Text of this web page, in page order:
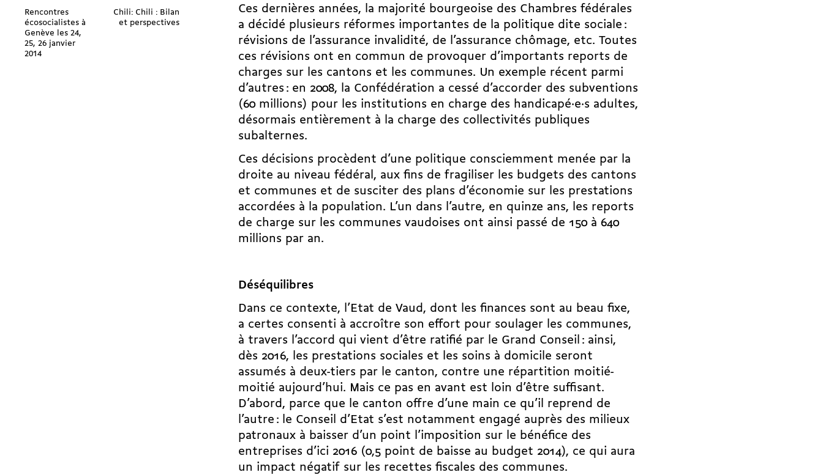
Rencontres
écosocialistes à
Genève les 24,
25, 26 janvier
2014
Chili: Chili : Bilan
et perspectives
Ces dernières années, la majorité bourgeoise des Chambres fédérales
a décidé plusieurs réformes importantes de la politique dite sociale :
révisions de l’assurance invalidité, de l’assurance chômage, etc. Toutes
ces révisions ont en commun de provoquer d’importants reports de
charges sur les cantons et les communes. Un exemple récent parmi
d’autres : en 2008, la Confédération a cessé d’accorder des subventions
(60 millions) pour les institutions en charge des handicapé·e·s adultes,
désormais entièrement à la charge des collectivités publiques
subalternes.
Ces décisions procèdent d’une politique consciemment menée par la
droite au niveau fédéral, aux fins de fragiliser les budgets des cantons
et communes et de susciter des plans d’économie sur les prestations
accordées à la population. L’un dans l’autre, en quinze ans, les reports
de charge sur les communes vaudoises ont ainsi passé de 150 à 640
millions par an.
Déséquilibres
Dans ce contexte, l’Etat de Vaud, dont les finances sont au beau fixe,
a certes consenti à accroître son effort pour soulager les communes,
à travers l’accord qui vient d’être ratifié par le Grand Conseil : ainsi,
dès 2016, les prestations sociales et les soins à domicile seront
assumés à deux-tiers par le canton, contre une répartition moitié-
moitié aujourd’hui. Mais ce pas en avant est loin d’être suffisant.
D’abord, parce que le canton offre d’une main ce qu’il reprend de
l’autre : le Conseil d’Etat s’est notamment engagé auprès des milieux
patronaux à baisser d’un point l’imposition sur le bénéfice des
entreprises d’ici 2016 (0,5 point de baisse au budget 2014), ce qui aura
un impact négatif sur les recettes fiscales des communes.